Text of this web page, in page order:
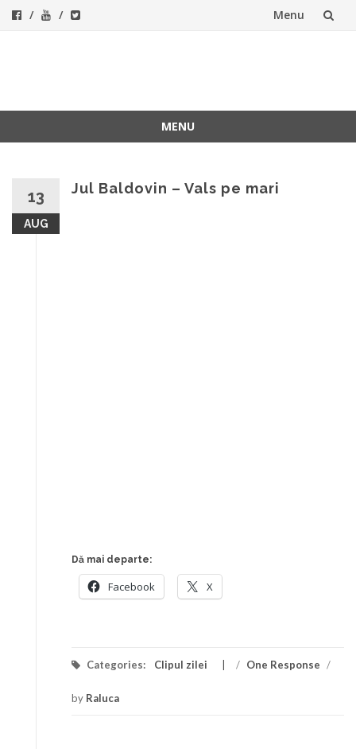
Menu
MENU
13
AUG
Jul Baldovin – Vals pe mari
Dă mai departe:
Facebook X
Categories: Clipul zilei / One Response /
by Raluca